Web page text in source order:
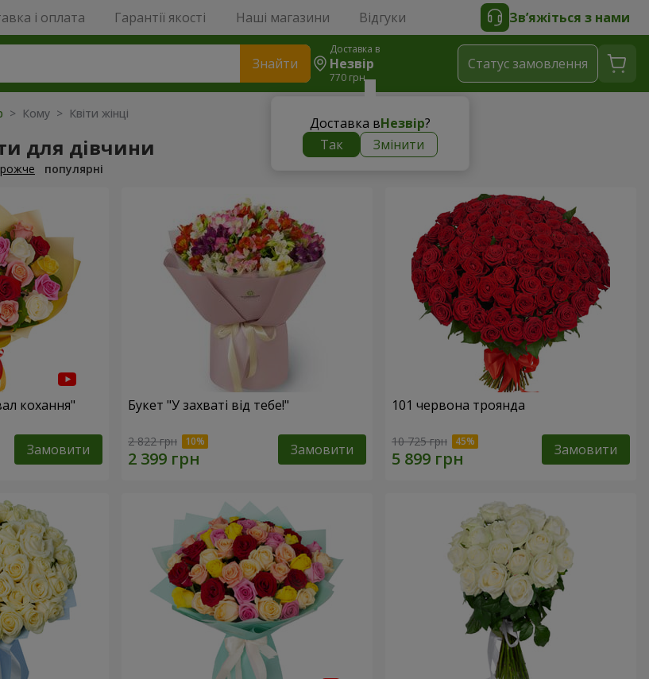
і оплата Гарантії якості Наші магазини Відгуки Зв’яжіться з нами
Знайти
Доставка в
Незвір
770 грн
Доставка вНезвір?
Так
Змінити
Статус замовлення
> Кому > Квіти жінці
для дівчини
популярні
кохання"
Замовити
Букет "У захваті від тебе!"
2 822 грн Замовити
101 червона троянда
10 725 грн Замовити